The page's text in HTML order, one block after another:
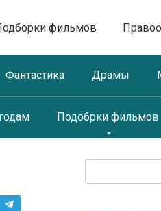
фильмов
Фантастика Драмы
Подобрки фильмов